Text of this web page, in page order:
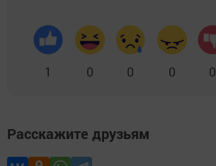
1 0 0 0 0
Расскажите друзьям